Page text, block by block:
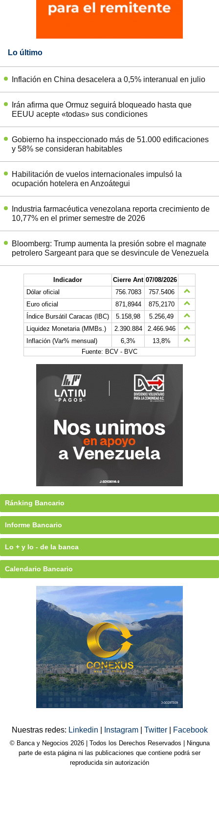
Lo último
Inflación en China desacelera a 0,5% interanual en julio
Irán afirma que Ormuz seguirá bloqueado hasta que
EEUU acepte «todas» sus condiciones
Gobierno ha inspeccionado más de 51.000 edificaciones
y 58% se consideran habitables
Habilitación de vuelos internacionales impulsó la
ocupación hotelera en Anzoátegui
Industria farmacéutica venezolana reporta crecimiento de
10,77% en el primer semestre de 2026
Bloomberg: Trump aumenta la presión sobre el magnate
petrolero Sargeant para que se desvincule de Venezuela
Indicador Cierre Ant 07/08/2026
Dólar oficial
756.7083
757.5406
Euro oficial
871,8944
875,2170
Índice Bursátil Caracas (IBC)
5.158,98
5.256,49
Liquidez Monetaria (MMBs.)
2.390.884
2.466.946
Inflación (Var% mensual)
6,3%
13,8%
Fuente: BCV - BVC
Ránking Bancario
Informe Bancario
Lo + y lo - de la banca
Calendario Bancario
Nuestras redes: Linkedin Instagram Twitter Facebook
© Banca y Negocios 2026 | Todos los Derechos Reservados | Ninguna
parte de esta página ni las publicaciones que contiene podrá ser
reproducida sin autorización